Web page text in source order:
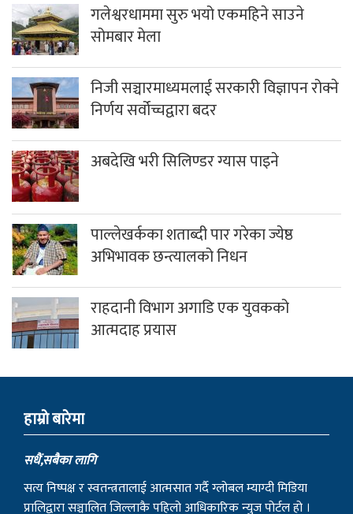
गलेश्वरधाममा सुरु भयो एकमहिने साउने
सोमबार मेला
निजी सञ्चारमाध्यमलाई सरकारी विज्ञापन रोक्ने
निर्णय सर्वोच्चद्वारा बदर
अबदेखि भरी सिलिण्डर ग्यास पाइने
पाल्लेखर्कका शताब्दी पार गरेका ज्येष्ठ
अभिभावक छन्त्यालको निधन
राहदानी विभाग अगाडि एक युवकको
आत्मदाह प्रयास
हाम्राे बारेमा
सधैं,सबैका लागि
सत्य निष्पक्ष र स्वतन्त्रतालाई आत्मसात गर्दै ग्लोबल म्याग्दी मिडिया
प्रालिद्वारा सञ्चालित जिल्लाकै पहिलो आधिकारिक न्युज पोर्टल हो ।